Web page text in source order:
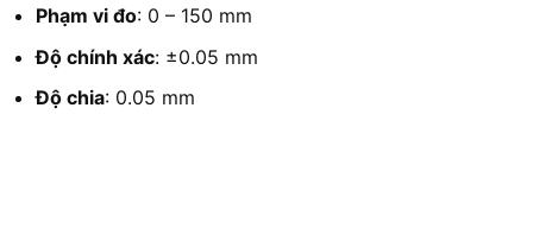
Phạm vi đo: 0 – 150 mm
Độ chính xác: ±0.05 mm
Độ chia: 0.05 mm